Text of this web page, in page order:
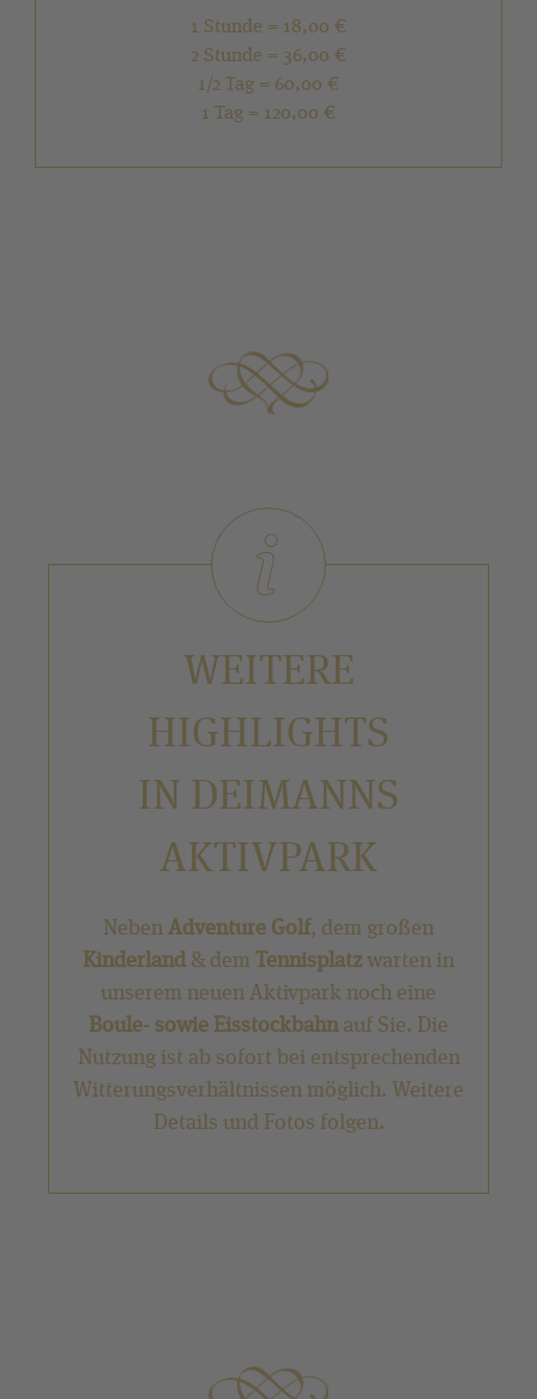
1 Stunde = 18,00 €
2 Stunde = 36,00 €
1/2 Tag = 60,00 €
1 Tag = 120,00 €
WEITERE
HIGHLIGHTS
IN DEIMANNS
AKTIVPARK
NebenAdventure Golf, dem großen
Kinderland& dem Tennisplatzwarten in
unserem neuen Aktivpark noch eine
Boule- sowie Eisstockbahnauf Sie. Die
Nutzung ist ab sofort bei entsprechenden
Witterungsverhältnissen möglich. Weitere
Details und Fotos folgen.